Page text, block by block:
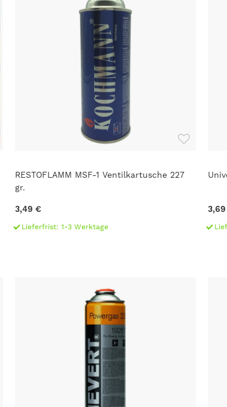
RESTOFLAMM MSF-1 Ventilkartusche 227
gr.
3,49 €
Lieferfrist: 1-3 Werktage